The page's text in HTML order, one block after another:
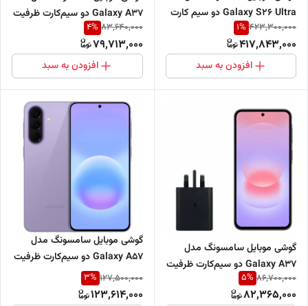
Galaxy S26 Ultra دو سیم کارت
گیگابایت - ویتنام - ریجستر شده
- همراه با شارژر 45 وات
423,300,000
1%
417,843,000
افزودن به سبد
Galaxy A37 دو سیم‌کارت ظرفیت
ویتنام
83,640,000
4%
79,713,000
افزودن به سبد
گوشی موبایل سامسونگ مدل
Galaxy A37 دو سیم‌کارت ظرفیت
ویتنام - همراه با شارژر 45 وات
86,700,000
5%
82,365,000
گوشی موبایل سامسونگ مدل
Galaxy A57 دو سیم‌کارت ظرفیت
ویتنام
127,500,000
3%
123,614,000